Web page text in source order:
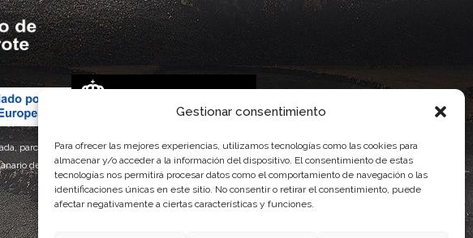
Gestionar consentimiento
Para ofrecer las mejores experiencias, utilizamos tecnologías como las cookies para
almacenar y/o acceder a la información del dispositivo. El consentimiento de estas
tecnologías nos permitirá procesar datos como el comportamiento de navegación o las
identificaciones únicas en este sitio. No consentir o retirar el consentimiento, puede
afectar negativamente a ciertas características y funciones.
parcialmente, por el Gobierno de Canarias
de Calidad Agroalimentaria